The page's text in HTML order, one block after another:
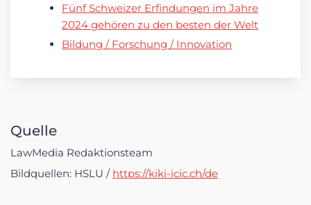
Fünf Schweizer Erfindungen im Jahre
2024 gehören zu den besten der Welt
Bildung / Forschung / Innovation
Quelle
LawMedia Redaktionsteam
Bildquellen: HSLU / https://kiki-icic.ch/de